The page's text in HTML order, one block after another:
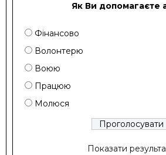
Як Ви допомагаєте
Фінансово
Волонтерю
Воюю
Працюю
Молюся
Показати